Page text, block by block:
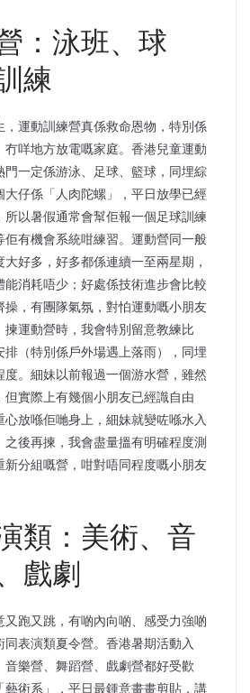
：泳班、球
練
運動訓練營真係救命恩物，特別係
咩地方放電嘅家庭。香港兒童運動
一定係游泳、足球、籃球，同埋綜
仔係「人肉陀螺」，平日放學已經
以暑假通常會幫佢報一個足球訓練
有機會系統咁練習。運動營同一般
好多，好多都係連續一至兩星期，
消耗唔少；好處係技術進步會比較
操，有團隊氣氛，對怕運動嘅小朋友
運動營時，我會特別留意教練比
（特別係戶外場遇上落雨），同埋
。細妹以前報過一個游水營，雖然
實際上有幾個小朋友已經識自由
放喺佢哋身上，細妹就變咗喺水入
後再揀，我會盡量搵有明確程度測
分組嘅營，咁對唔同程度嘅小朋友
類：美術、音
戲劇
跑又跳，有啲內向啲、感受力強啲
表演類夏令營。香港暑期活動入
樂營、舞蹈營、戲劇營都好受歡
術系」，平日最鍾意畫畫剪貼，講